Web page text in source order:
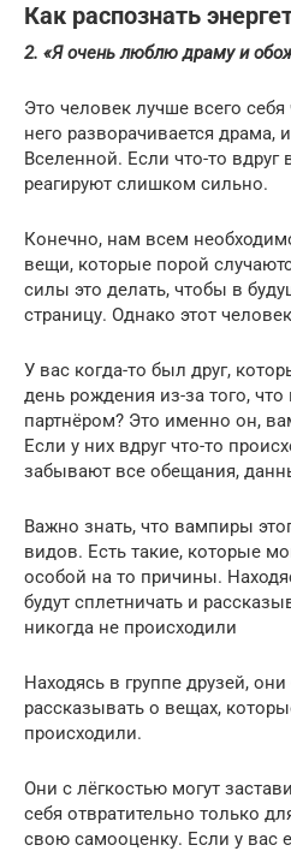
Как распознать
2. «Я очень люблю драму и
Это человек лучше всего себя
него разворачивается драма,
Вселенной. Если что-то вдруг
реагируют слишком сильно.
Конечно, нам всем
вещи, которые порой
силы это делать, чтобы в
страницу. Однако этот
У вас когда-то был друг,
день рождения из-за того,
партнёром? Это именно он,
Если у них вдруг что-то
забывают все обещания,
Важно знать, что вампиры
видов. Есть такие, которые
особой на то причины.
будут сплетничать и
никогда не происходили
Находясь в группе друзей,
рассказывать о вещах,
происходили.
Они с лёгкостью могут
себя отвратительно только
свою самооценку. Если у вас